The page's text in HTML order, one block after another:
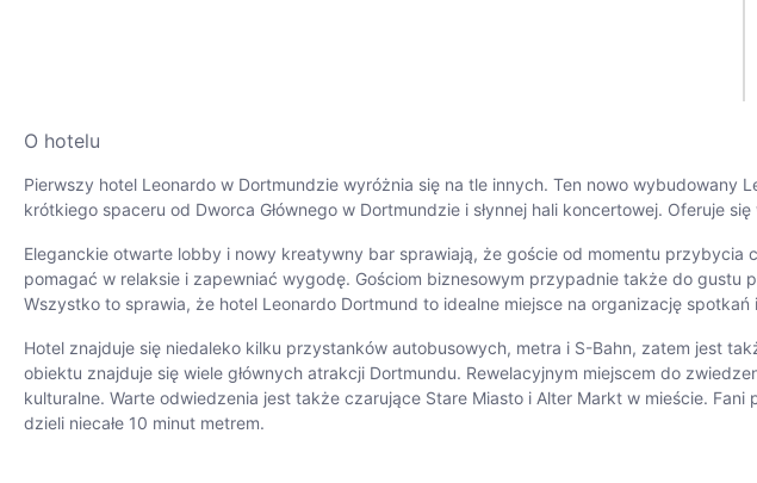
O hotelu
Pierwszy hotel Leonardo w Dortmundzie wyróżnia się na tle innych. Ten nowo wybudowany
krótkiego spaceru od Dworca Głównego w Dortmundzie i słynnej hali koncertowej. Oferuje
Eleganckie otwarte lobby i nowy kreatywny bar sprawiają, że goście od momentu
pomagać w relaksie i zapewniać wygodę. Gościom biznesowym przypadnie także do
Wszystko to sprawia, że hotel Leonardo Dortmund to idealne miejsce na organizację spotkań
Hotel znajduje się niedaleko kilku przystanków autobusowych, metra i S-Bahn, zatem jest
obiektu znajduje się wiele głównych atrakcji Dortmundu. Rewelacyjnym miejscem do
kulturalne. Warte odwiedzenia jest także czarujące Stare Miasto i Alter Markt w mieście.
dzieli niecałe 10 minut metrem.